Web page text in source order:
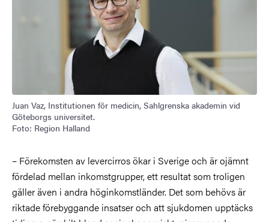
Juan Vaz, Institutionen för medicin, Sahlgrenska akademin vid
Göteborgs universitet.
Foto: Region Halland
– Förekomsten av levercirros ökar i Sverige och är ojämnt
fördelad mellan inkomstgrupper, ett resultat som troligen
gäller även i andra höginkomstländer. Det som behövs är
riktade förebyggande insatser och att sjukdomen upptäcks